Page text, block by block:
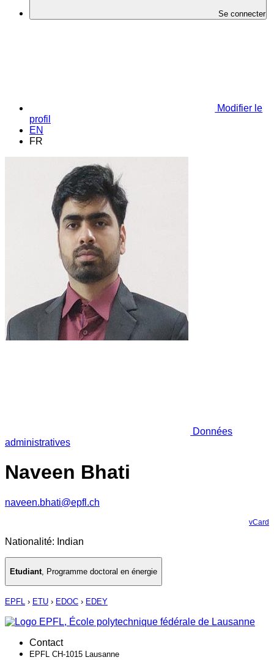
Se connecter
Modifier le
profil
EN
FR
Données
administratives
Naveen Bhati
naveen.bhati@epfl.ch
vCard
Nationalité: Indian
Etudiant, Programme doctoral en énergie
EPFL › ETU › EDOC › EDEY
Contact
EPFL CH-1015 Lausanne